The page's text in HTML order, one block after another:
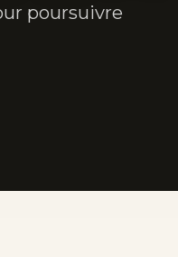
poursuivre